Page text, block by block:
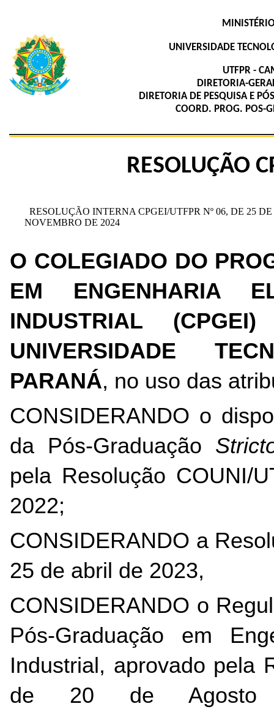
UNIVERSIDADE
UTFPR -
DIRETORIA-
DIRETORIA DE PESQUISA E
COORD. PROG. POS-
RESOLUÇÃO
RESOLUÇÃO INTERNA CPGEI/UTFPR Nº 06, DE 25 DE
NOVEMBRO DE 2024
O COLEGIADO DO
EM ENGENHARIA
INDUSTRIAL
UNIVERSIDADE
PARANÁ, no uso das
CONSIDERANDO o
da Pós-Graduação
pela Resolução COUNI/
2022;
CONSIDERANDO a
25 de abril de 2023,
CONSIDERANDO o
Pós-Graduação em
Industrial, aprovado pela
de 20 de Agosto